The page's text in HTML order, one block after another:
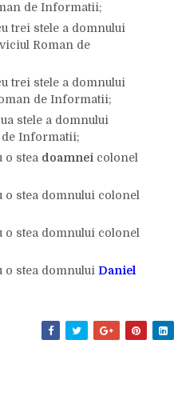
de Informatii;
trei stele a domnului
Roman de
trei stele a domnului
de Informatii;
stele a domnului
de Informatii;
o stea doamnei colonel
stea domnului colonel
stea domnului colonel
o stea domnului Daniel